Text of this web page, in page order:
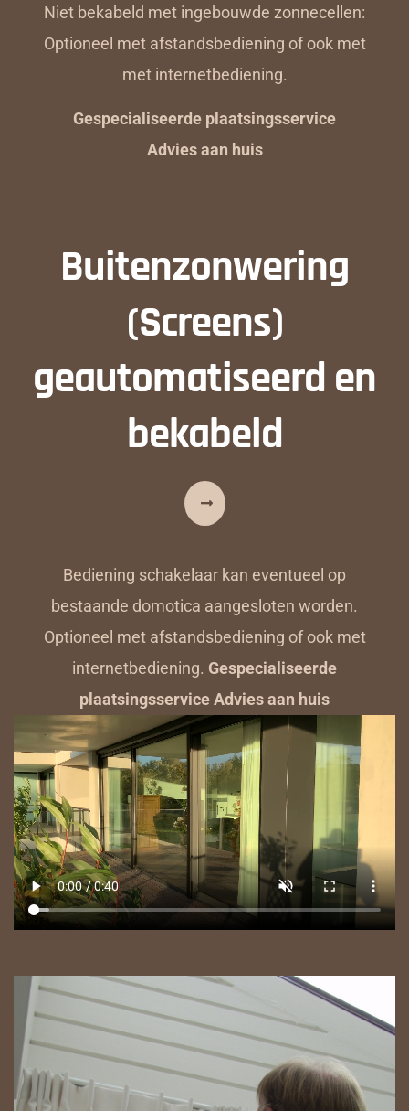
Niet bekabeld met ingebouwde zonnecellen:
Optioneel met afstandsbediening of ook met
met internetbediening.
Gespecialiseerde plaatsingsservice
Advies aan huis
Buitenzonwering
(Screens)
geautomatiseerd en
bekabeld
Bediening schakelaar kan eventueel op
bestaande domotica aangesloten worden.
Optioneel met afstandsbediening of ook met
internetbediening. Gespecialiseerde
plaatsingsservice Advies aan huis